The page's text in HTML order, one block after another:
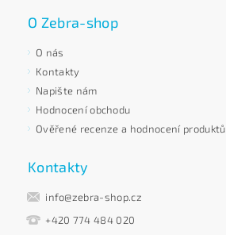
O Zebra-shop
O nás
Kontakty
Napište nám
Hodnocení obchodu
Ověřené recenze a hodnocení produktů
Kontakty
info@zebra-shop.cz
+420 774 484 020